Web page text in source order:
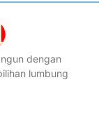
dengan
lumbung